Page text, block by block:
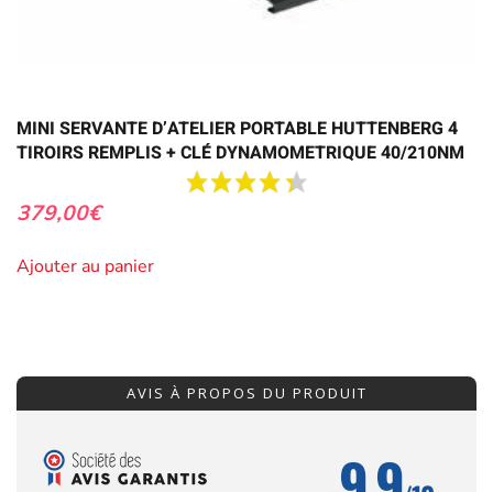
MINI SERVANTE D’ATELIER PORTABLE HUTTENBERG 4
TIROIRS REMPLIS + CLÉ DYNAMOMETRIQUE 40/210NM
379,00€
Ajouter au panier
AVIS À PROPOS DU PRODUIT